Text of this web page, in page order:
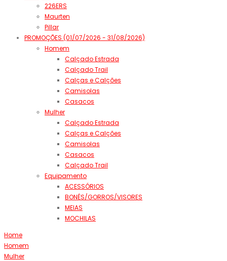
226ERS
Maurten
Pillar
PROMOÇÕES (01/07/2026 - 31/08/2026)
Homem
Calçado Estrada
Calçado Trail
Calças e Calções
Camisolas
Casacos
Mulher
Calçado Estrada
Calças e Calções
Camisolas
Casacos
Calçado Trail
Equipamento
ACESSÓRIOS
BONÉS/GORROS/VISORES
MEIAS
MOCHILAS
Home
Homem
Mulher